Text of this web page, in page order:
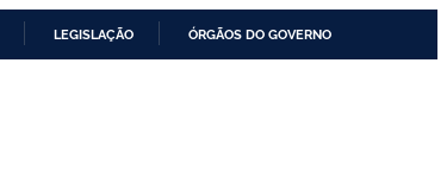
LEGISLAÇÃO ÓRGÃOS DO GOVERNO